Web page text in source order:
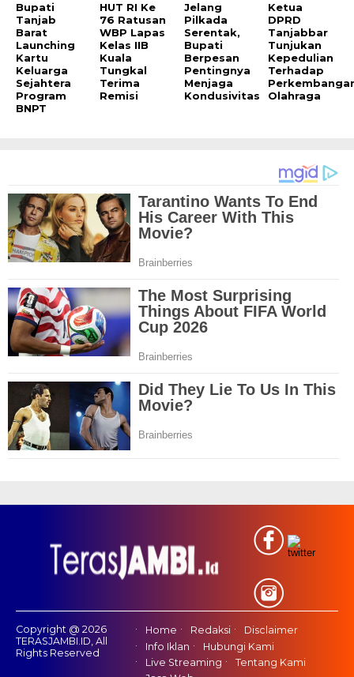
Bupati
Tanjab
Barat
Launching
Kartu
Keluarga
Sejahtera
Program
BNPT
HUT RI Ke
76 Ratusan
WBP Lapas
Kelas IIB
Kuala
Tungkal
Terima
Remisi
Jelang
Pilkada
Serentak,
Bupati
Berpesan
Pentingnya
Menjaga
Kondusivitas
Ketua
DPRD
Tanjabbar
Tunjukan
Kepedulian
Terhadap
Olahraga
Copyright @ 2026
TERASJAMBI.ID, All
Rights Reserved
Home Redaksi
Disclaimer
Info Iklan
Hubungi Kami
Live Streaming
Tentang Kami